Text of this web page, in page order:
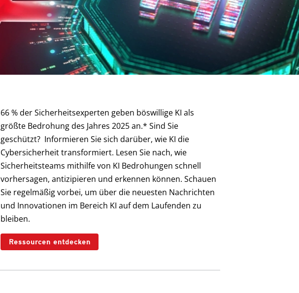
66 % der Sicherheitsexperten geben böswillige KI als
größte Bedrohung des Jahres 2025 an.* Sind Sie
geschützt? Informieren Sie sich darüber, wie KI die
Cybersicherheit transformiert. Lesen Sie nach, wie
Sicherheitsteams mithilfe von KI Bedrohungen schnell
vorhersagen, antizipieren und erkennen können. Schauen
Sie regelmäßig vorbei, um über die neuesten Nachrichten
und Innovationen im Bereich KI auf dem Laufenden zu
bleiben.
Ressourcen entdecken